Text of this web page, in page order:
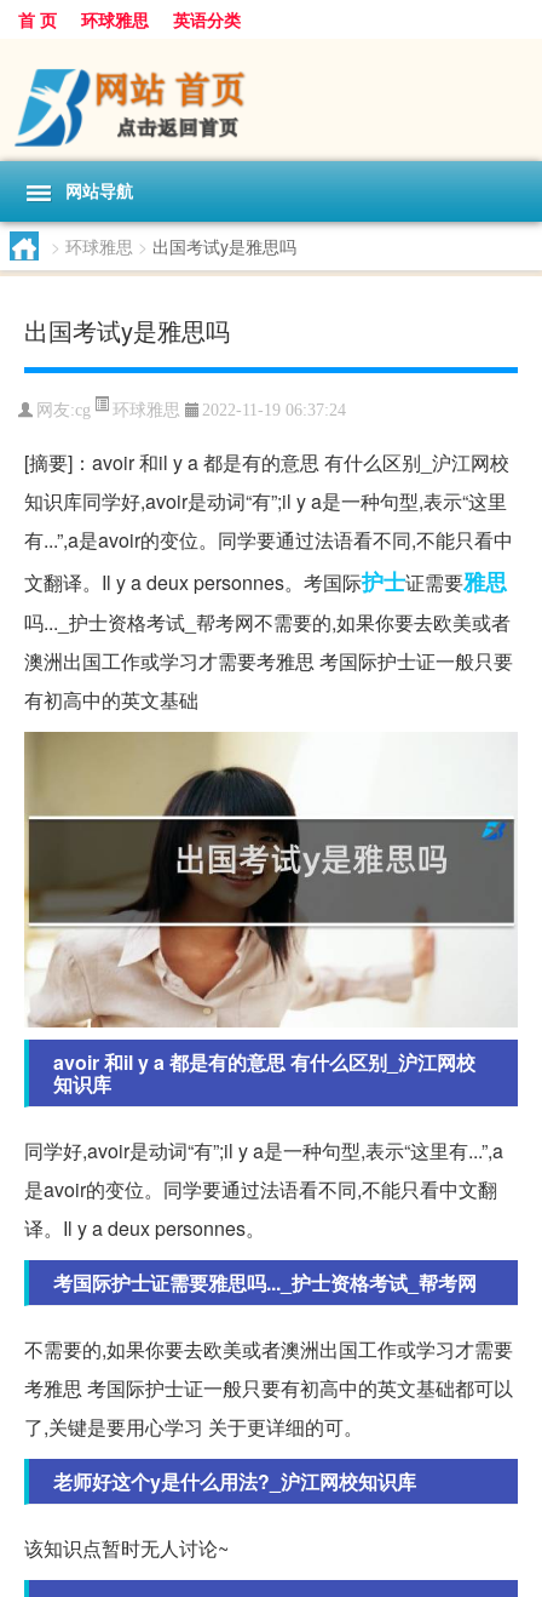
首 页 环球雅思 英语分类
网站导航
> 环球雅思 > 出国考试y是雅思吗
出国考试y是雅思吗
网友:cg 环球雅思 2022-11-19 06:37:24
[摘要]：avoir 和il y a 都是有的意思 有什么区别_沪江网校
知识库同学好,avoir是动词“有”;il y a是一种句型,表示“这里
有...”,a是avoir的变位。同学要通过法语看不同,不能只看中
文翻译。Il y a deux personnes。考国际护士证需要雅思
吗..._护士资格考试_帮考网不需要的,如果你要去欧美或者
澳洲出国工作或学习才需要考雅思 考国际护士证一般只要
有初高中的英文基础
avoir 和il y a 都是有的意思 有什么区别_沪江网校
知识库
同学好,avoir是动词“有”;il y a是一种句型,表示“这里有...”,a
是avoir的变位。同学要通过法语看不同,不能只看中文翻
译。Il y a deux personnes。
考国际护士证需要雅思吗..._护士资格考试_帮考网
不需要的,如果你要去欧美或者澳洲出国工作或学习才需要
考雅思 考国际护士证一般只要有初高中的英文基础都可以
了,关键是要用心学习 关于更详细的可。
老师好这个y是什么用法?_沪江网校知识库
该知识点暂时无人讨论~